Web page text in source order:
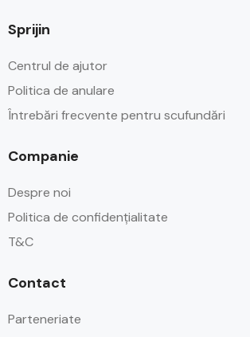
Sprijin
Centrul de ajutor
Politica de anulare
Întrebări frecvente pentru scufundări
Companie
Despre noi
Politica de confidențialitate
T&C
Contact
Parteneriate